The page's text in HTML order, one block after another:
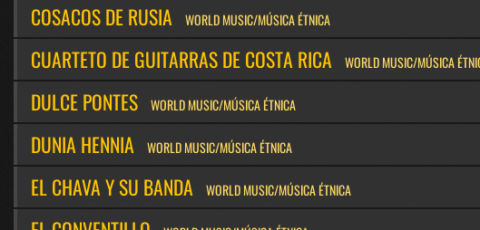
COSACOS DE RUSIA WORLD MUSIC/MÚSICA ÉTNICA
CUARTETO DE GUITARRAS DE COSTA RICA WORLD MUSIC/MÚSICA
DULCE PONTES WORLD MUSIC/MÚSICA ÉTNICA
DUNIA HENNIA WORLD MUSIC/MÚSICA ÉTNICA
EL CHAVA Y SU BANDA WORLD MUSIC/MÚSICA ÉTNICA